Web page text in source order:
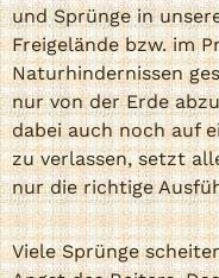
und Sprünge in
Freigelände bzw. im
Naturhindernissen
nur von der Erde
dabei auch noch auf
zu verlassen, setzt
nur die richtige
Viele Sprünge